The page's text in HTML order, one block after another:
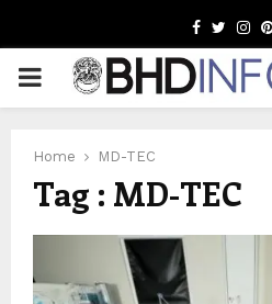
Facebook
PRIMARY
Home MD-TEC
Tag : MD-TEC